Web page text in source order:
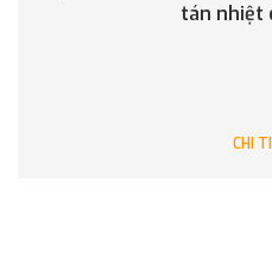
tán nhiệt
CHI